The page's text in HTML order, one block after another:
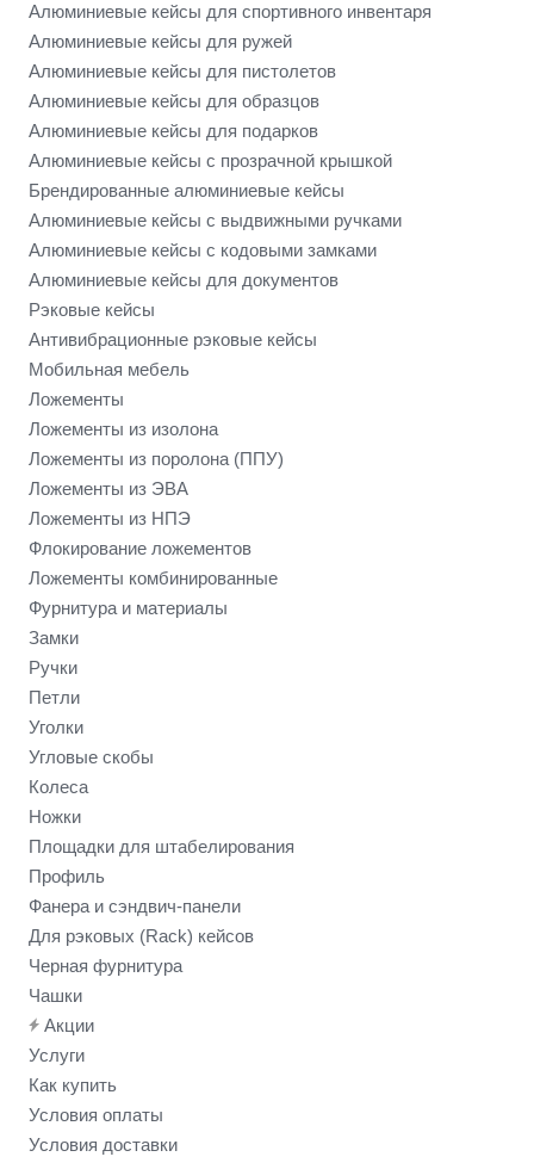
Алюминиевые кейсы для спортивного инвентаря
Алюминиевые кейсы для ружей
Алюминиевые кейсы для пистолетов
Алюминиевые кейсы для образцов
Алюминиевые кейсы для подарков
Алюминиевые кейсы с прозрачной крышкой
Брендированные алюминиевые кейсы
Алюминиевые кейсы с выдвижными ручками
Алюминиевые кейсы с кодовыми замками
Алюминиевые кейсы для документов
Рэковые кейсы
Антивибрационные рэковые кейсы
Мобильная мебель
Ложементы
Ложементы из изолона
Ложементы из поролона (ППУ)
Ложементы из ЭВА
Ложементы из НПЭ
Флокирование ложементов
Ложементы комбинированные
Фурнитура и материалы
Замки
Ручки
Петли
Уголки
Угловые скобы
Колеса
Ножки
Площадки для штабелирования
Профиль
Фанера и сэндвич-панели
Для рэковых (Rack) кейсов
Черная фурнитура
Чашки
Акции
Услуги
Как купить
Условия оплаты
Условия доставки